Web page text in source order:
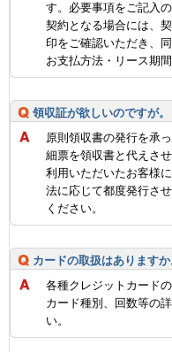
す。必要事項をご記入
契約となる場合には、
印をご確認いただき、
お支払方法・リース期
領収証が欲しいのですが。
原則領収書の発行を承
細票を領収書と代えさ
利用いただいたお客様
法に応じて都度発行さ
ください。
カードの取扱はありますか
各種クレジットカード
カード種別、回数等の
い。